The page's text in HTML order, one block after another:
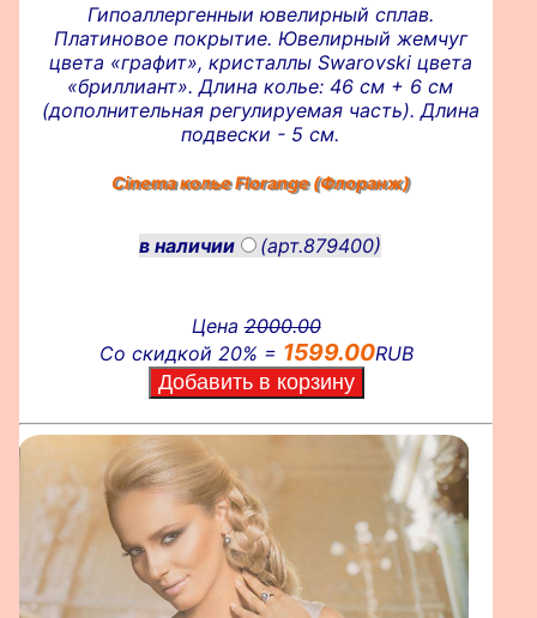
Гипоаллергенныи ювелирный сплав.
Платиновое покрытие. Ювелирный жемчуг
цвета «графит», кристаллы Swarovski цвета
«бриллиант». Длина колье: 46 см + 6 см
(дополнительная регулируемая часть). Длина
подвески - 5 см.
Cinema кольеFlorange (Флоранж)
в наличии (арт.879400)
Цена2000.00
Со скидкой 20% = 1599.00RUB